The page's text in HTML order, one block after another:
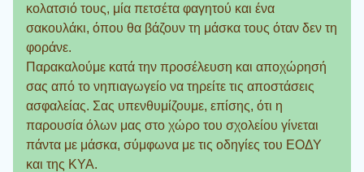
κολατσιό τους, μία πετσέτα φαγητού και ένα
σακουλάκι, όπου θα βάζουν τη μάσκα τους όταν δεν τη
φοράνε.
Παρακαλούμε κατά την προσέλευση και αποχώρησή
σας από το νηπιαγωγείο να τηρείτε τις αποστάσεις
ασφαλείας. Σας υπενθυμίζουμε, επίσης, ότι η
παρουσία όλων μας στο χώρο του σχολείου γίνεται
πάντα με μάσκα, σύμφωνα με τις οδηγίες του ΕΟΔΥ
και της ΚΥΑ.